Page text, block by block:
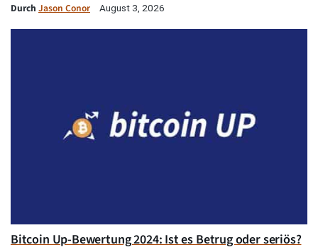
Durch Jason Conor August 3, 2026
Bitcoin Up-Bewertung 2024: Ist es Betrug oder seriös?